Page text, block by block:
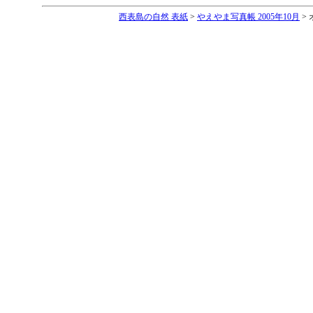
西表島の自然 表紙 > やえやま写真帳 2005年10月 >